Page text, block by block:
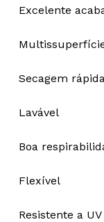
Excelente
Secagem
Lavável
Boa
Flexível
Resistente a UV